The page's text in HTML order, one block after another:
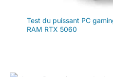
Test du puissant PC
RAM RTX 5060